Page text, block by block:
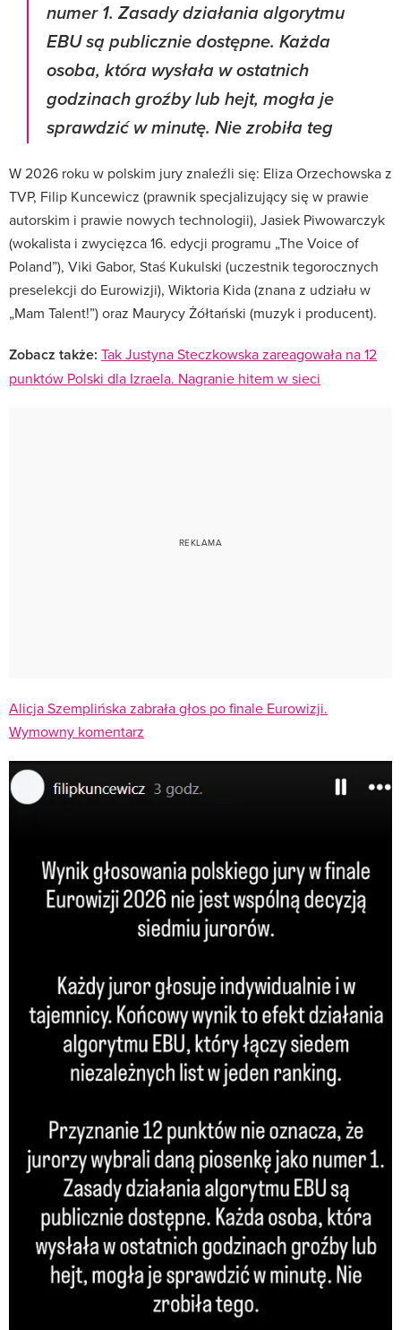
numer 1. Zasady działania algorytmu
EBU są publicznie dostępne. Każda
osoba, która wysłała w ostatnich
godzinach groźby lub hejt, mogła je
sprawdzić w minutę. Nie zrobiła teg
W 2026 roku w polskim jury znaleźli się: Eliza Orzechowska z
TVP, Filip Kuncewicz (prawnik specjalizujący się w prawie
autorskim i prawie nowych technologii), Jasiek Piwowarczyk
(wokalista i zwycięzca 16. edycji programu „The Voice of
Poland”), Viki Gabor, Staś Kukulski (uczestnik tegorocznych
preselekcji do Eurowizji), Wiktoria Kida (znana z udziału w
„Mam Talent!”) oraz Maurycy Żółtański (muzyk i producent).
Zobacz także: Tak Justyna Steczkowska zareagowała na 12
punktów Polski dla Izraela. Nagranie hitem w sieci
Alicja Szemplińska zabrała głos po finale Eurowizji.
Wymowny komentarz